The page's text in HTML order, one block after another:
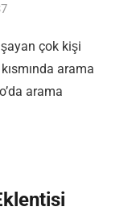
çok kişi
arama
arama